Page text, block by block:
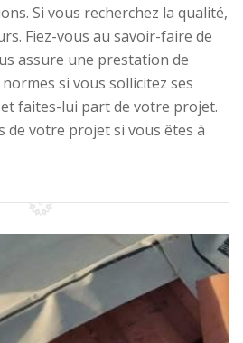
Si vous recherchez la qualité,
Fiez-vous au savoir-faire de
assure une prestation de
si vous sollicitez ses
faites-lui part de votre projet.
de votre projet si vous êtes à